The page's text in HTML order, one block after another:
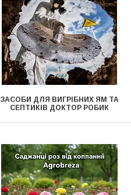
ЗАСОБИ ДЛЯ ВИГРІБНИХ ЯМ ТА
СЕПТИКІВ ДОКТОР РОБИК